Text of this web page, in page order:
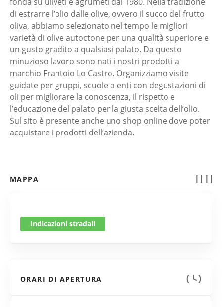
di estrarre l’olio dalle olive, ovvero il succo del frutto
oliva, abbiamo selezionato nel tempo le migliori
varietà di olive autoctone per una qualità superiore e
un gusto gradito a qualsiasi palato. Da questo
minuzioso lavoro sono nati i nostri prodotti a
marchio Frantoio Lo Castro. Organizziamo visite
guidate per gruppi, scuole o enti con degustazioni di
oli per migliorare la conoscenza, il rispetto e
l’educazione del palato per la giusta scelta dell’olio.
Sul sito è presente anche uno shop online dove poter
acquistare i prodotti dell’azienda.
MAPPA
Indicazioni stradali
ORARI DI APERTURA